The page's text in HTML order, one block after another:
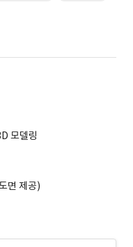
모델링
면 제공)